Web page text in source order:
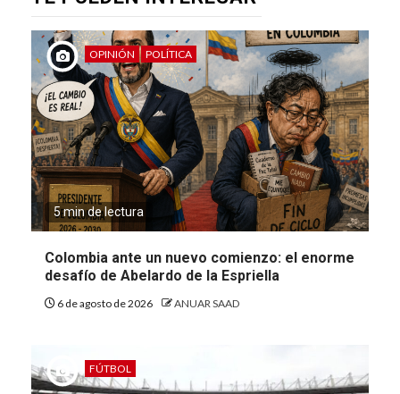
OPINIÓN POLÍTICA
5 min de lectura
Colombia ante un nuevo comienzo: el enorme
desafío de Abelardo de la Espriella
6 de agosto de 2026 ANUAR SAAD
FÚTBOL